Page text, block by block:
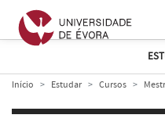
Início Estudar Cursos